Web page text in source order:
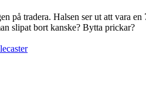
på tradera. Halsen ser ut att vara
slipat bort kanske? Bytta prickar?